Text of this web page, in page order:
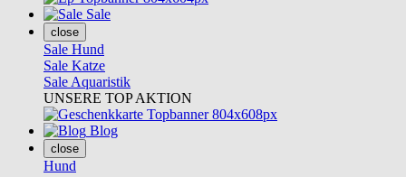
Sale
close
Sale Hund
Sale Katze
Sale Aquaristik
UNSERE TOP AKTION
Blog
close
Hund